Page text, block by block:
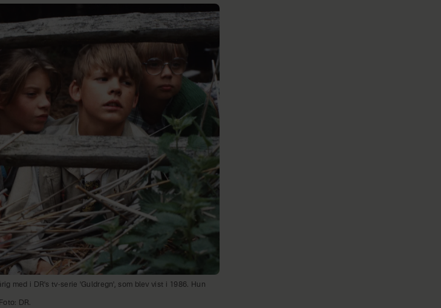
med i DR's tv-serie 'Guldregn', som blev vist i 1986. Hun
DR.